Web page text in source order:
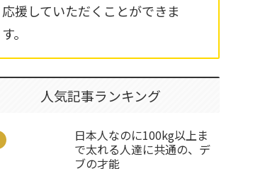
応援していただくことができま
す。
人気記事ランキング
日本人なのに100kg以上ま
で太れる人達に共通の、デ
ブの才能